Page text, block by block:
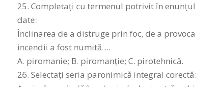
25. Completați cu termenul potrivit în enunțul
date:
Înclinarea de a distruge prin foc, de a provoca
incendii a fost numită….
A. piromanie; B. piromanție; C. pirotehnică.
26. Selectaţi seria paronimică integral corectă: